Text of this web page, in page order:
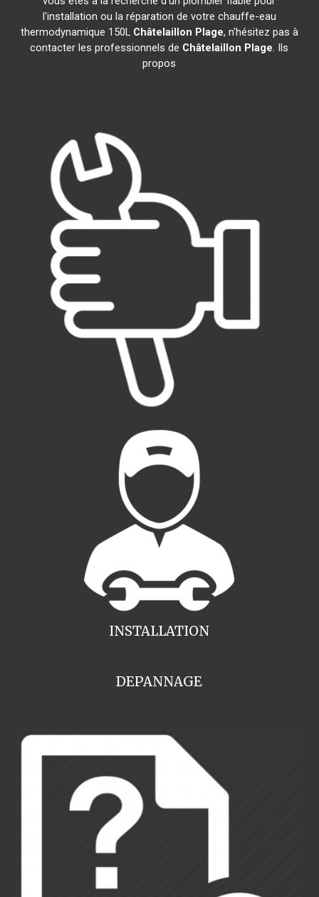
l'installation ou la réparation de votre chauffe-eau
thermodynamique 150L Châtelaillon Plage, n'hésitez pas à
contacter les professionnels de Châtelaillon Plage. Ils
propos
INSTALLATION
DEPANNAGE